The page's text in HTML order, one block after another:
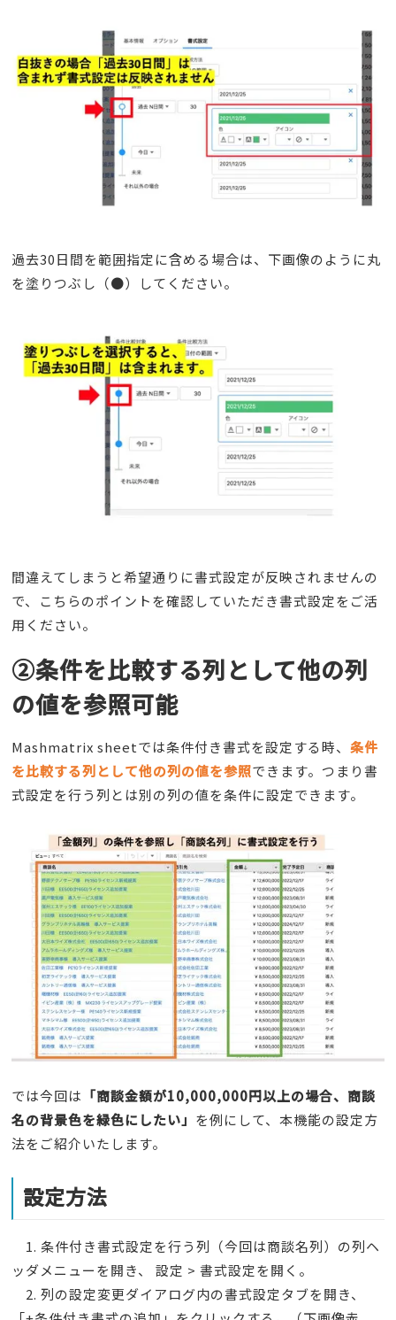
過去30日間を範囲指定に含める場合は、下画像のように丸
を塗りつぶし（●）してください。
間違えてしまうと希望通りに書式設定が反映されませんの
で、こちらのポイントを確認していただき書式設定をご活
用ください。
②条件を比較する列として他の列
の値を参照可能
Mashmatrix sheetでは条件付き書式を設定する時、条件
を比較する列として他の列の値を参照できます。つまり書
式設定を行う列とは別の列の値を条件に設定できます。
では今回は 「商談金額が10,000,000円以上の場合、商談
名の背景色を緑色にしたい」 を例にして、本機能の設定方
法をご紹介いたします。
設定方法
1. 条件付き書式設定を行う列（今回は商談名列）の列ヘ
ッダメニューを開き、 設定 > 書式設定を開く。
2. 列の設定変更ダイアログ内の書式設定タブを開き、